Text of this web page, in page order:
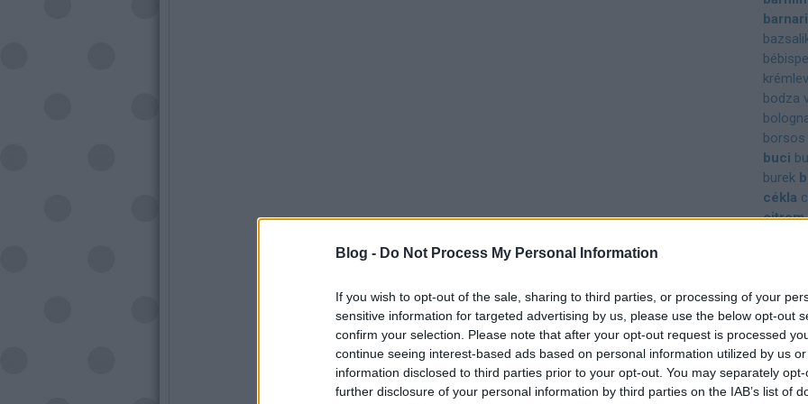
Blog - Do Not Process My Personal Information
If you wish to opt-out of the sale, sharing to third parties, or processing of your
sensitive information for targeted advertising by us, please use the below opt-out
confirm your selection. Please note that after your opt-out request is processed
continue seeing interest-based ads based on personal information utilized by us
information disclosed to third parties prior to your opt-out. You may separately
further disclosure of your personal information by third parties on the IAB’s list of
bodza
borsos
buci
burek
cékla
citrom
csípős
csoki